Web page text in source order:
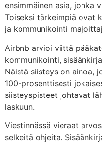
ensimmäinen asia, jonka
Toiseksi tärkeimpiä ovat
ja kommunikointi
Airbnb arvioi viittä
kommunikointi,
Näistä siisteys on ainoa,
100-prosenttisesti
siisteyspisteet johtavat
laskuun.
Viestinnässä vieraat
selkeitä ohjeita.